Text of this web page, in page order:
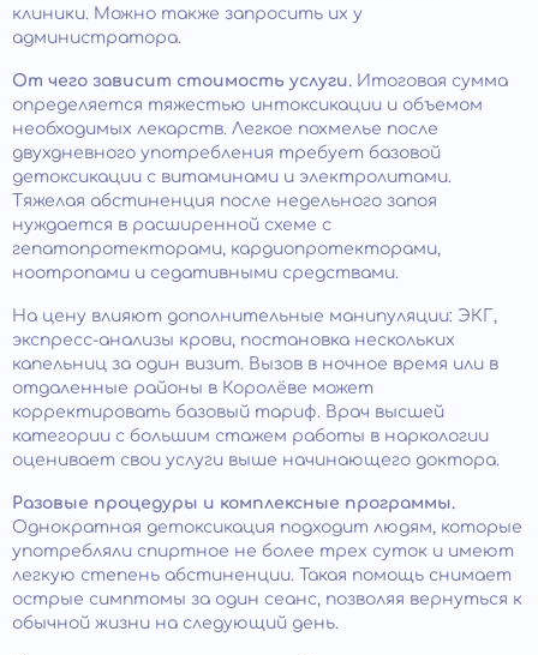
клиники. Можно также запросить их у
администратора.
От чего зависит стоимость услуги. Итоговая сумма
определяется тяжестью интоксикации и объемом
необходимых лекарств. Легкое похмелье после
двухдневного употребления требует базовой
детоксикации с витаминами и электролитами.
Тяжелая абстиненция после недельного запоя
нуждается в расширенной схеме с
гепатопротекторами, кардиопротекторами,
ноотропами и седативными средствами.
На цену влияют дополнительные манипуляции: ЭКГ,
экспресс-анализы крови, постановка нескольких
капельниц за один визит. Вызов в ночное время или в
отдаленные районы в Королёве может
корректировать базовый тариф. Врач высшей
категории с большим стажем работы в наркологии
оценивает свои услуги выше начинающего доктора.
Разовые процедуры и комплексные программы.
Однократная детоксикация подходит людям, которые
употребляли спиртное не более трех суток и имеют
легкую степень абстиненции. Такая помощь снимает
острые симптомы за один сеанс, позволяя вернуться к
обычной жизни на следующий день.